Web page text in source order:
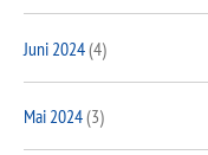
Juni 2024(4)
Mai 2024(3)